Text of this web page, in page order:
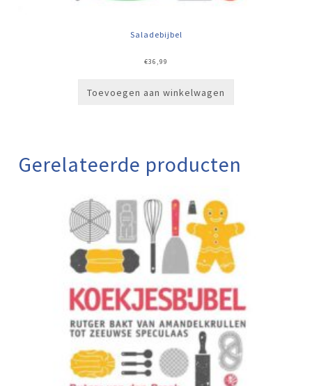
Saladebijbel
€36,99
Toevoegen aan winkelwagen
Gerelateerde producten